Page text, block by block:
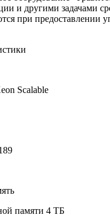
и другими задачами
при предоставлении
Scalable
памяти 4 ТБ